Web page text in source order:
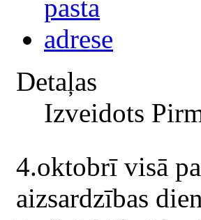
Detaļas
Izveidots
4.oktobrī visā
aizsardzības